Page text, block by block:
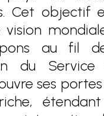
Cet objectif
au fil
du
ses